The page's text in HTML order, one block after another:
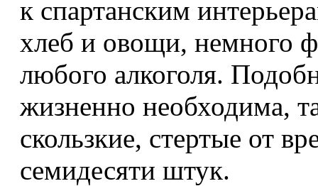
к спартанским
хлеб и овощи, немного
любого алкоголя.
жизненно необходима,
скользкие, стертые от
семидесяти штук.